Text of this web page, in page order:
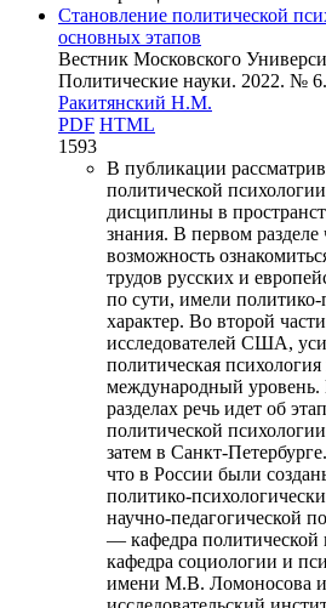
Становление политической
основных этапов
Вестник Московского
Политические науки. 2022. №
Ракитянский Н.М.
PDF HTML
1593
В публикации
политической
дисциплины в
знания. В первом разделе
возможность
трудов русских и
по сути, имели политико-
характер. Во второй
исследователей США,
политическая
международный
разделах речь идет об
политической
затем в Санкт-
что в России были
политико-
научно-педагогической
— кафедра
кафедра социологии и
имени М.В. Ломоносова